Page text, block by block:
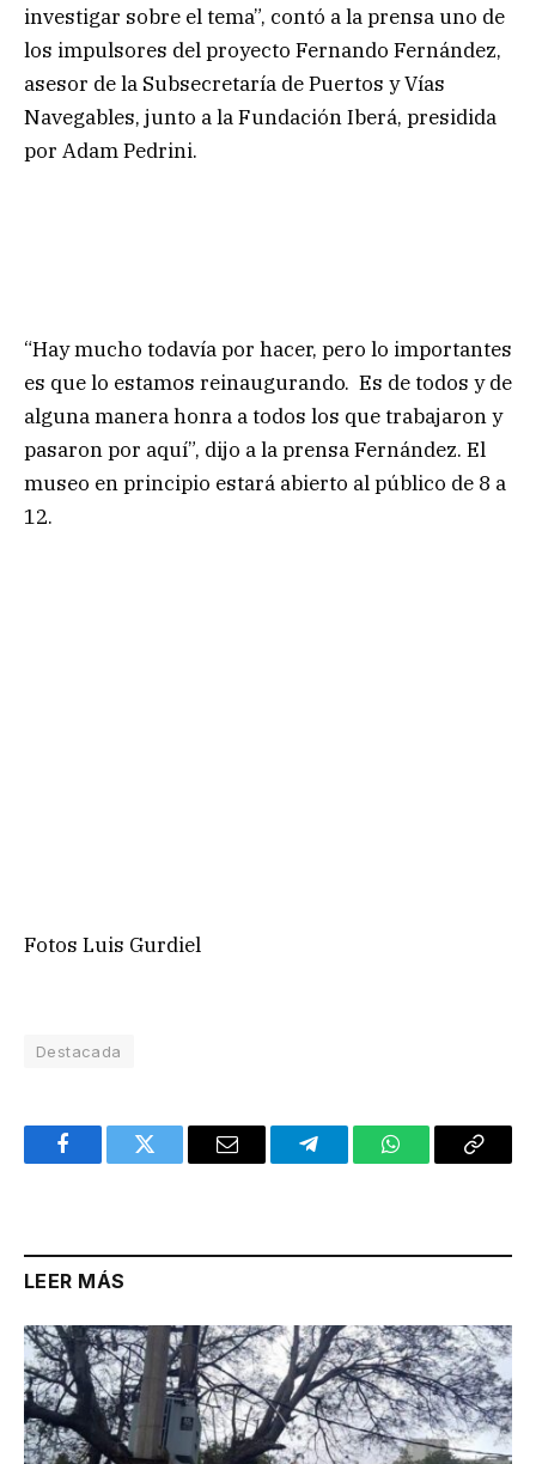
investigar sobre el tema”, contó a la prensa uno de
los impulsores del proyecto Fernando Fernández,
asesor de la Subsecretaría de Puertos y Vías
Navegables, junto a la Fundación Iberá, presidida
por Adam Pedrini.
“Hay mucho todavía por hacer, pero lo importantes
es que lo estamos reinaugurando. Es de todos y de
alguna manera honra a todos los que trabajaron y
pasaron por aquí”, dijo a la prensa Fernández. El
museo en principio estará abierto al público de 8 a
12.
Fotos Luis Gurdiel
Destacada
FacebookTwitter Email TelegramWhatsAppCopy
LEER MÁS